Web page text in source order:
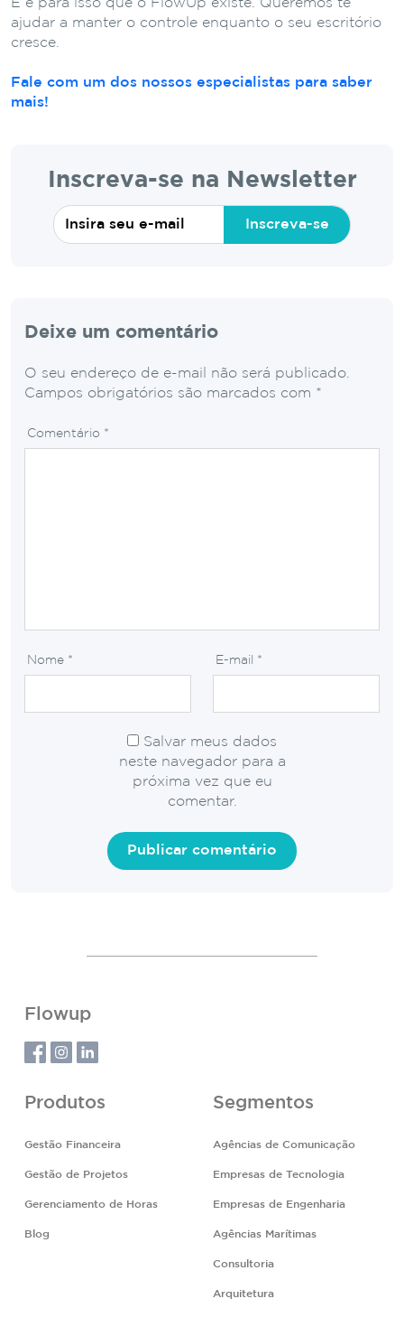
E é para isso que o FlowUp existe. Queremos te
ajudar a manter o controle enquanto o seu escritório
cresce.
Fale com um dos nossos especialistas para saber
mais!
Inscreva-se na Newsletter
Inscreva-se
Deixe um comentário
O seu endereço de e-mail não será publicado.
Campos obrigatórios são marcados com *
Comentário *
Nome * E-mail *
Salvar meus dados
neste navegador para a
próxima vez que eu
comentar.
Flowup
Produtos
Gestão Financeira
Gestão de Projetos
Gerenciamento de Horas
Blog
Segmentos
Agências de Comunicação
Empresas de Tecnologia
Empresas de Engenharia
Agências Marítimas
Consultoria
Arquitetura